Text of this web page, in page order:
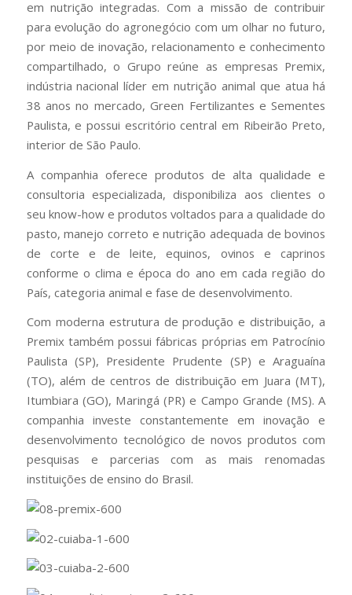
em nutrição integradas. Com a missão de contribuir
para evolução do agronegócio com um olhar no futuro,
por meio de inovação, relacionamento e conhecimento
compartilhado, o Grupo reúne as empresas Premix,
indústria nacional líder em nutrição animal que atua há
38 anos no mercado, Green Fertilizantes e Sementes
Paulista, e possui escritório central em Ribeirão Preto,
interior de São Paulo.
A companhia oferece produtos de alta qualidade e
consultoria especializada, disponibiliza aos clientes o
seu know-how e produtos voltados para a qualidade do
pasto, manejo correto e nutrição adequada de bovinos
de corte e de leite, equinos, ovinos e caprinos
conforme o clima e época do ano em cada região do
País, categoria animal e fase de desenvolvimento.
Com moderna estrutura de produção e distribuição, a
Premix também possui fábricas próprias em Patrocínio
Paulista (SP), Presidente Prudente (SP) e Araguaína
(TO), além de centros de distribuição em Juara (MT),
Itumbiara (GO), Maringá (PR) e Campo Grande (MS). A
companhia investe constantemente em inovação e
desenvolvimento tecnológico de novos produtos com
pesquisas e parcerias com as mais renomadas
instituições de ensino do Brasil.